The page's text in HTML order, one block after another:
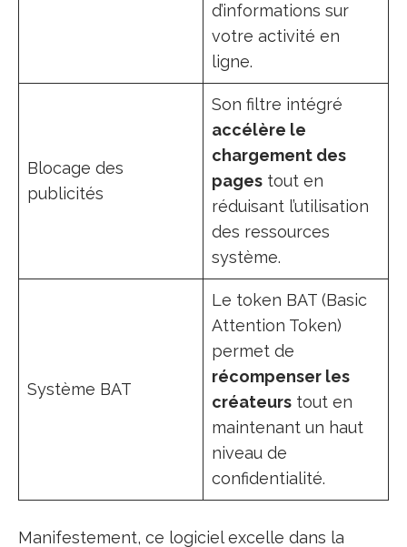
d’informations sur
votre activité en
ligne.
Blocage des
publicités
Son filtre intégré
accélère le
chargement des
pages tout en
réduisant l’utilisation
des ressources
système.
Système BAT
Le token BAT (Basic
Attention Token)
permet de
récompenser les
créateurs tout en
maintenant un haut
niveau de
confidentialité.
Manifestement, ce logiciel excelle dans la